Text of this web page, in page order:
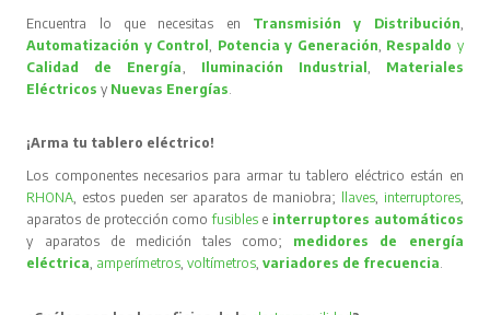
Encuentra lo que necesitas en Transmisión y Distribución
Automatización y Control
Potencia y Generación Respaldo y
Calidad de Energía
Iluminación Industrial
Materiales
Eléctricos y Nuevas Energías
¡Arma tu tablero eléctrico!
Los componentes necesarios para armar tu tablero eléctrico están en
RHONA , estos pueden ser aparatos de maniobra; llaves, interruptores,
aparatos de protección comofusibles e interruptores automáticos
y aparatos de medición tales como; medidores de energía
eléctrica amperímetros ,voltímetros ,variadores de frecuencia